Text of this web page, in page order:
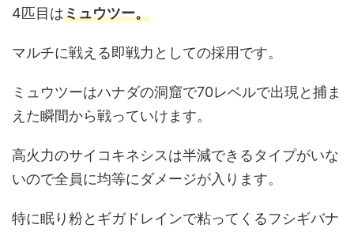
4匹目はミュウツー。
マルチに戦える即戦力としての採用です。
ミュウツーはハナダの洞窟で70レベルで出現と捕ま
えた瞬間から戦っていけます。
高火力のサイコキネシスは半減できるタイプがいな
いので全員に均等にダメージが入ります。
特に眠り粉とギガドレインで粘ってくるフシギバナ